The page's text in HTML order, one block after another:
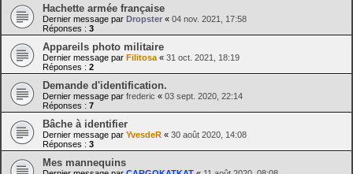
Hachette armée française
Dernier message par Dropster « 04 nov. 2021, 17:58
Réponses : 3
Appareils photo militaire
Dernier message par Filitosa « 31 oct. 2021, 18:19
Réponses : 2
Demande d'identification.
Dernier message par frederic « 03 sept. 2020, 22:14
Réponses : 7
Bâche à identifier
Dernier message par YvesdeR « 30 août 2020, 14:08
Réponses : 3
Mes mannequins